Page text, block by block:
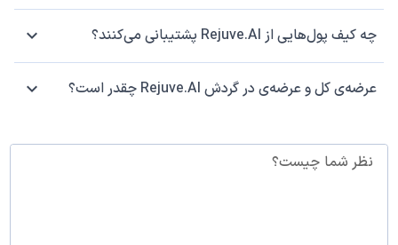
چه کیف پول‌هایی از Rejuve.AI پشتیبانی می‌کنند؟
عرضه‌ی کل و عرضه‌ی در گردش Rejuve.AI چقدر است؟
نظر شما چیست؟